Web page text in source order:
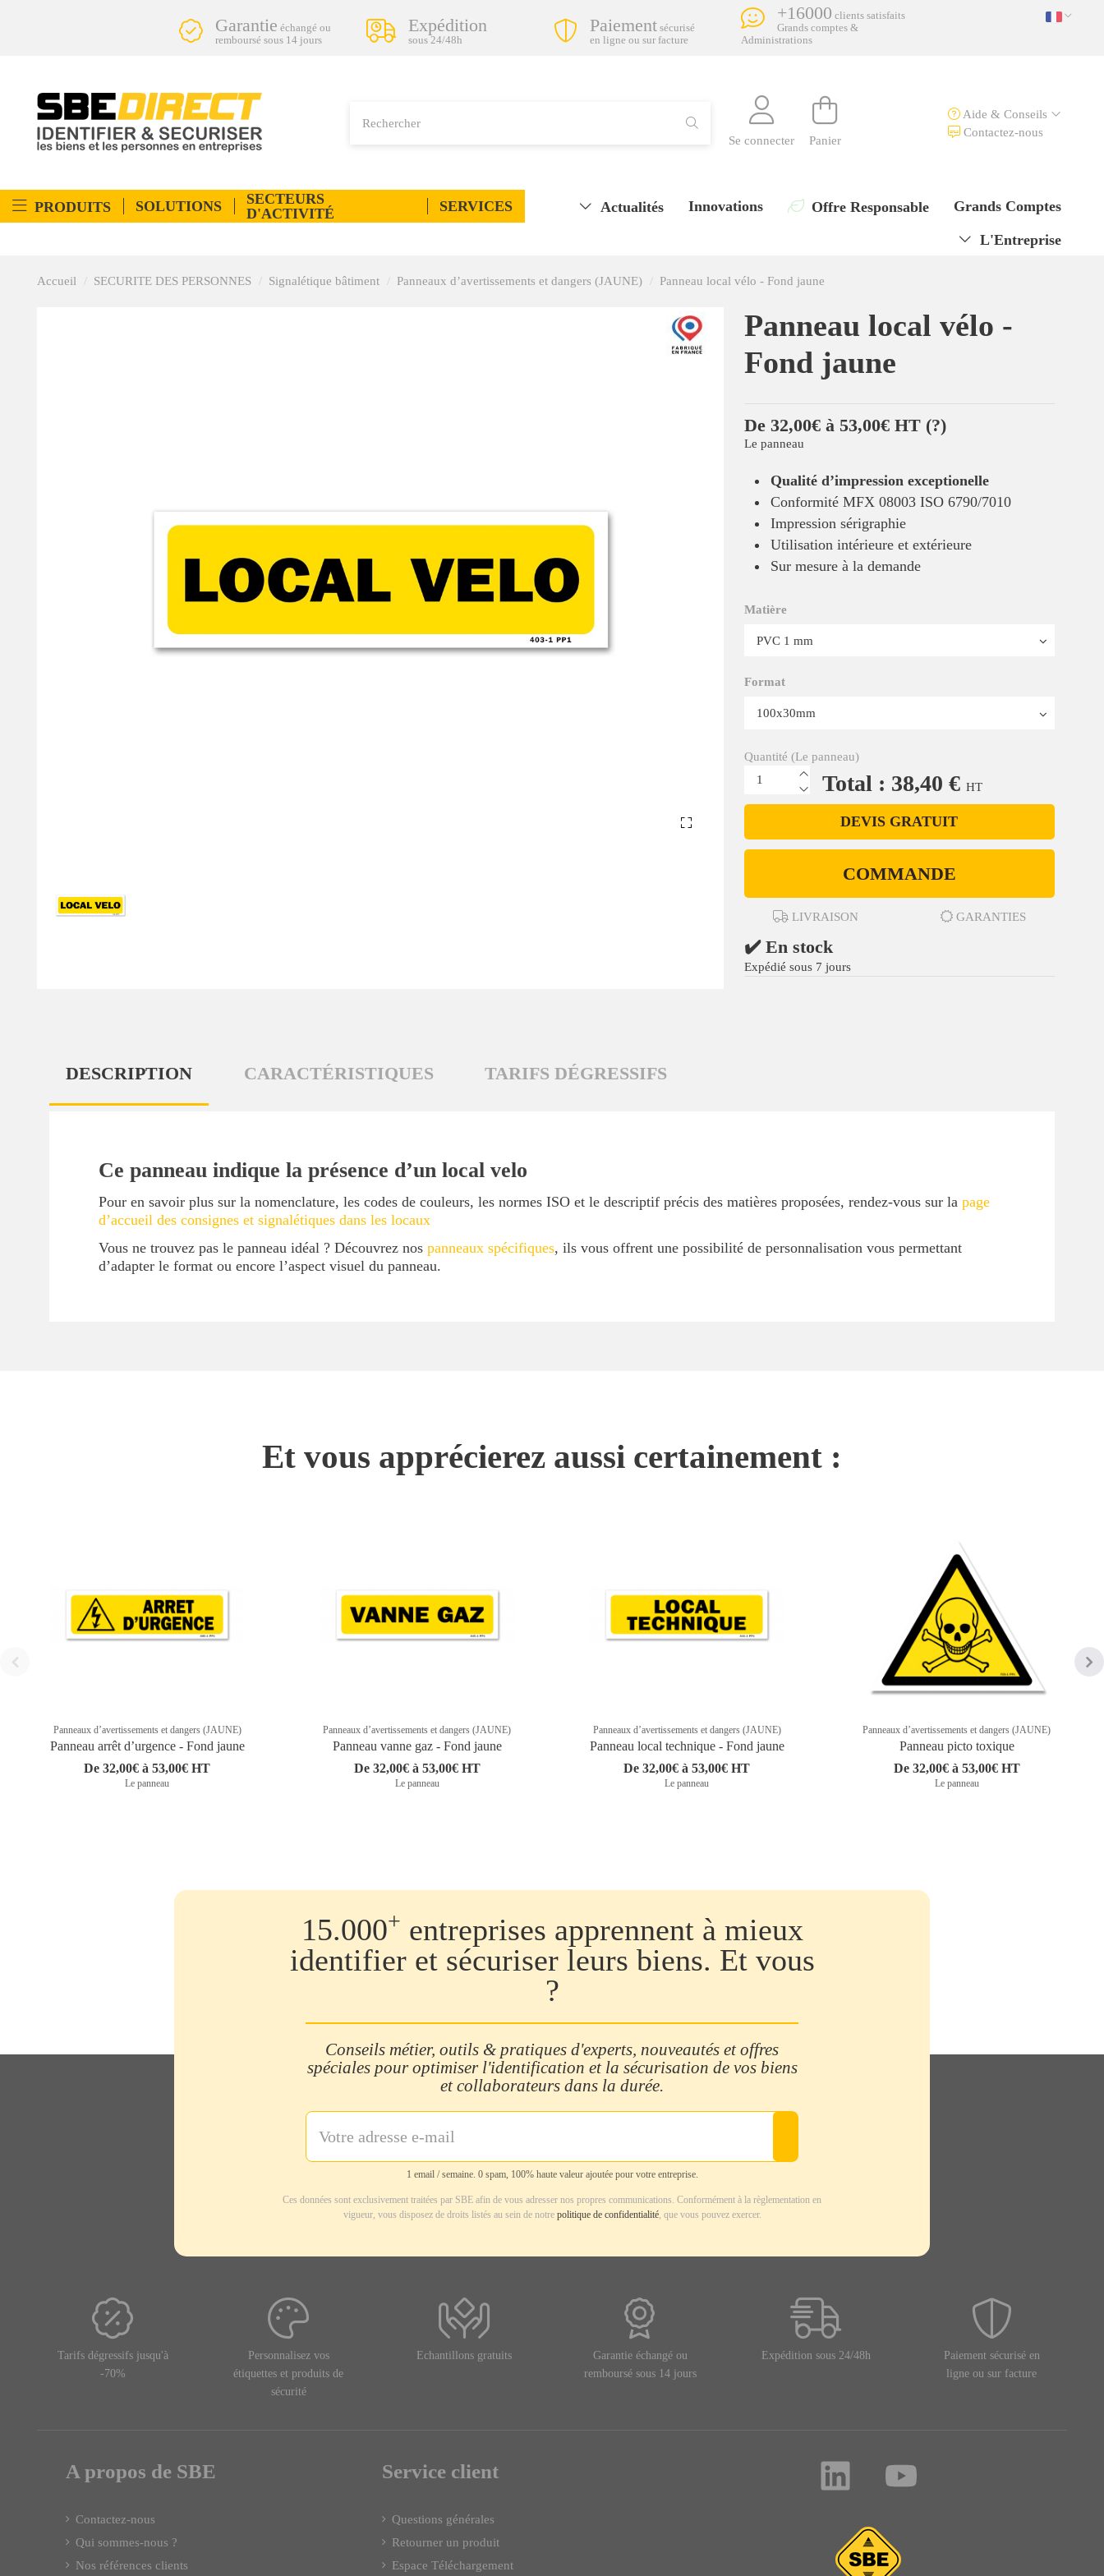
Garantie échangé ou
remboursé sous 14 jours
Expédition
sous 24/48h
Paiement sécurisé
en ligne ou sur facture
+16000 clients satisfaits
Grands comptes &
Administrations
Se connecter Panier
Aide & Conseils
Contactez-nous
PRODUITS SOLUTIONS
SECTEURS
D'ACTIVITÉ
SERVICES Grands Comptes
Offre Responsable
Innovations
Actualités
L'Entreprise
Accueil SECURITE DES PERSONNES Signalétique bâtiment Panneaux d’avertissements et dangers (JAUNE) Panneau local vélo - Fond jaune
Panneau local vélo -
Fond jaune
De 32,00€ à 53,00€ HT (?)
Le panneau
Qualité d’impression exceptionelle
Conformité MFX 08003 ISO 6790/7010
Impression sérigraphie
Utilisation intérieure et extérieure
Sur mesure à la demande
Matière
Format
Quantité (Le panneau)
Total : 38,40 € HT
DEVIS GRATUIT
COMMANDE
LIVRAISON GARANTIES
✔️ En stock
Expédié sous 7 jours
DESCRIPTION CARACTÉRISTIQUES TARIFS DÉGRESSIFS
Ce panneau indique la présence d’un local velo
Pour en savoir plus sur la nomenclature, les codes de couleurs, les normes ISO et le descriptif précis des matières proposées, rendez-vous sur la page
d’accueil des consignes et signalétiques dans les locaux
Vous ne trouvez pas le panneau idéal ? Découvrez nos panneaux spécifiques, ils vous offrent une possibilité de personnalisation vous permettant
d’adapter le format ou encore l’aspect visuel du panneau.
Et vous apprécierez aussi certainement :
Panneaux d’avertissements et dangers (JAUNE)
Panneau arrêt d’urgence - Fond jaune
De 32,00€ à 53,00€ HT
Le panneau
Panneaux d’avertissements et dangers (JAUNE)
Panneau vanne gaz - Fond jaune
De 32,00€ à 53,00€ HT
Le panneau
Panneaux d’avertissements et dangers (JAUNE)
Panneau local technique - Fond jaune
De 32,00€ à 53,00€ HT
Le panneau
Panneaux d’avertissements et dangers (JAUNE)
Panneau picto toxique
De 32,00€ à 53,00€ HT
Le panneau
15.000+ entreprises apprennent à mieux
identifier et sécuriser leurs biens. Et vous
?
Conseils métier, outils & pratiques d'experts, nouveautés et offres
spéciales pour optimiser l'identification et la sécurisation de vos biens
et collaborateurs dans la durée.
1 email / semaine. 0 spam, 100% haute valeur ajoutée pour votre entreprise.
Ces données sont exclusivement traitées par SBE afin de vous adresser nos propres communications. Conformément à la règlementation en
vigueur, vous disposez de droits listés au sein de notre politique de confidentialité, que vous pouvez exercer.
Tarifs dégressifs jusqu'à
-70%
Personnalisez vos
étiquettes et produits de
sécurité
Echantillons gratuits
Garantie échangé ou
remboursé sous 14 jours
Expédition sous 24/48h
Paiement sécurisé en
ligne ou sur facture
A propos de SBE
Contactez-nous
Qui sommes-nous ?
Nos références clients
Service client
Questions générales
Retourner un produit
Espace Téléchargement